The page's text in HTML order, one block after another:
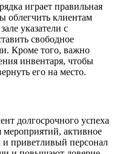
играет правильная
облегчить клиентам
указатели с
свободное
Кроме того, важно
инвентаря, чтобы
его на место.
долгосрочного успеха
мероприятий, активное
и приветливый персонал